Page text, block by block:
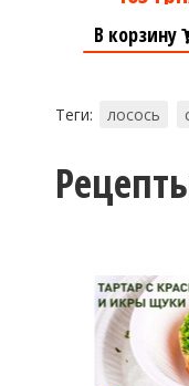
В корзину
Теги: лосось